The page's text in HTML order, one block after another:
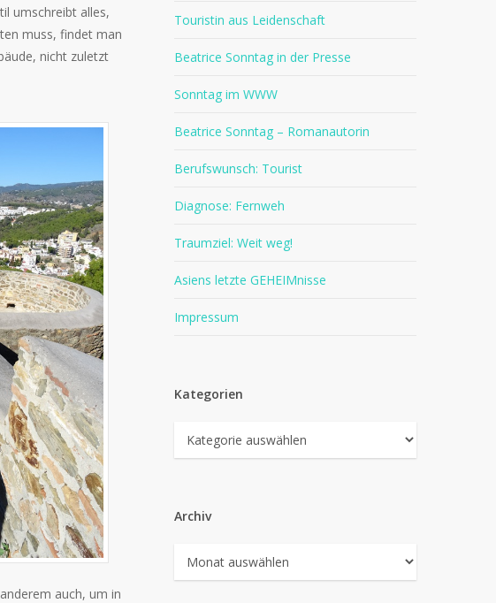
umschreibt alles,
muss, findet man
nicht zuletzt
auch, um in
Touristin aus Leidenschaft
Beatrice Sonntag in der Presse
Sonntag im WWW
Beatrice Sonntag – Romanautorin
Berufswunsch: Tourist
Diagnose: Fernweh
Traumziel: Weit weg!
Asiens letzte GEHEIMnisse
Impressum
Kategorien
Kategorien
Archiv
Archiv